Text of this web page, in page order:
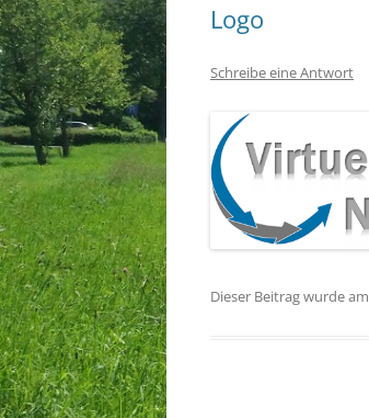
Logo
Schreibe eine Antwort
Dieser Beitrag wurde am